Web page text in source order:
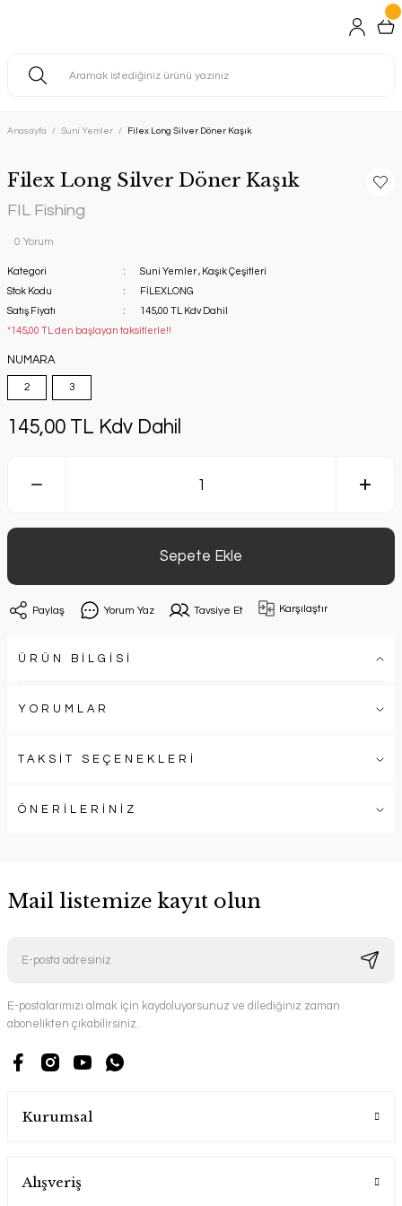
Anasayfa Suni Yemler Filex Long Silver Döner Kaşık
Filex Long Silver Döner Kaşık
FIL Fishing
0 Yorum
Kategori Suni Yemler , Kaşık Çeşitleri
Stok Kodu
FİLEXLONG
Satış Fiyatı
145,00 TL Kdv Dahil
*145,00 TL den başlayan taksitlerle!!
NUMARA
2 3
145,00 TL Kdv Dahil
Sepete Ekle
Paylaş Yorum Yaz Tavsiye Et Karşılaştır
ÜRÜN BİLGİSİ
YORUMLAR
TAKSİT SEÇENEKLERİ
ÖNERİLERİNİZ
Mail listemize kayıt olun
E-postalarımızı almak için kaydoluyorsunuz ve dilediğiniz zaman
abonelikten çıkabilirsiniz.
Kurumsal
Alışveriş